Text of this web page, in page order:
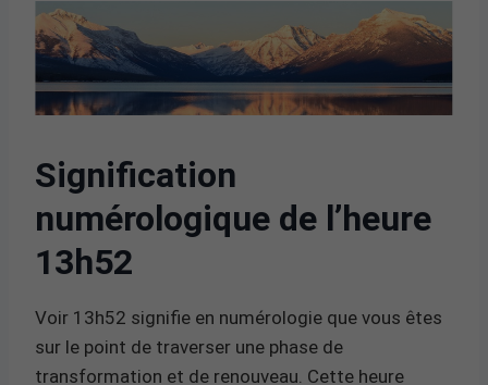
Signification
numérologique de l’heure
13h52
Voir 13h52 signifie en numérologie que vous êtes
sur le point de traverser une phase de
transformation et de renouveau. Cette heure